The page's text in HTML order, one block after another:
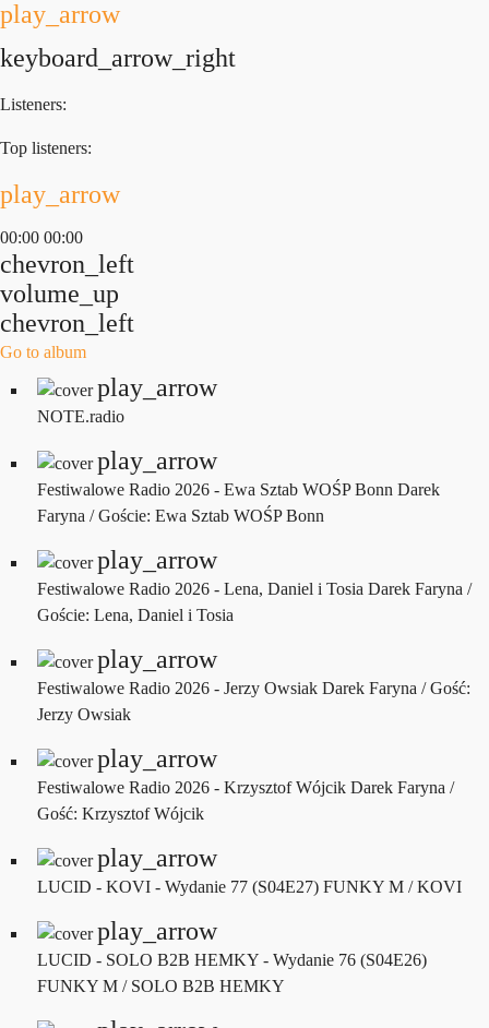
play_arrow
keyboard_arrow_right
Listeners:
Top listeners:
play_arrow
00:00 00:00
chevron_left
volume_up
chevron_left
Go to album
play_arrow
NOTE.radio
play_arrow
Festiwalowe Radio 2026 - Ewa Sztab WOŚP Bonn Darek
Faryna / Goście: Ewa Sztab WOŚP Bonn
play_arrow
Festiwalowe Radio 2026 - Lena, Daniel i Tosia Darek Faryna /
Goście: Lena, Daniel i Tosia
play_arrow
Festiwalowe Radio 2026 - Jerzy Owsiak Darek Faryna / Gość:
Jerzy Owsiak
play_arrow
Festiwalowe Radio 2026 - Krzysztof Wójcik Darek Faryna /
Gość: Krzysztof Wójcik
play_arrow
LUCID - KOVI - Wydanie 77 (S04E27) FUNKY M / KOVI
play_arrow
LUCID - SOLO B2B HEMKY - Wydanie 76 (S04E26)
FUNKY M / SOLO B2B HEMKY